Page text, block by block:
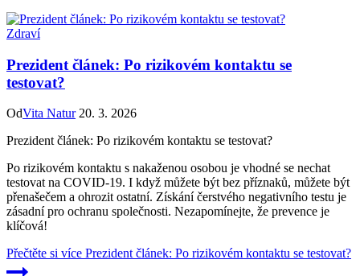
Zdraví
Prezident článek: Po rizikovém kontaktu se
testovat?
OdVita Natur 20. 3. 2026
Prezident článek: Po rizikovém kontaktu se testovat?
Po rizikovém kontaktu s nakaženou osobou je vhodné se nechat
testovat na COVID-19. I když můžete být bez příznaků, můžete být
přenašečem a ohrozit ostatní. Získání čerstvého negativního testu je
zásadní pro ochranu společnosti. Nezapomínejte, že prevence je
klíčová!
Přečtěte si více Prezident článek: Po rizikovém kontaktu se testovat?